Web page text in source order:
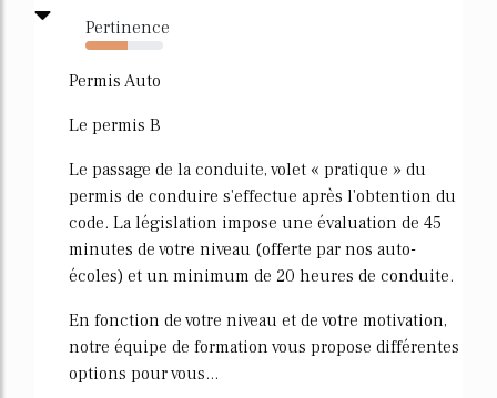
Pertinence
54%
Permis Auto
Le permis B
Le passage de la conduite, volet « pratique » du
permis de conduire s'effectue après l'obtention du
code. La législation impose une évaluation de 45
minutes de votre niveau (offerte par nos auto-
écoles) et un minimum de 20 heures de conduite.
En fonction de votre niveau et de votre motivation,
notre équipe de formation vous propose différentes
options pour vous...